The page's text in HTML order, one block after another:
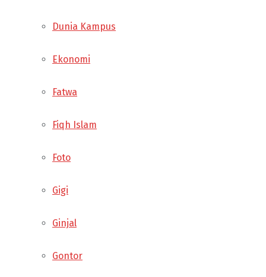
Dunia Kampus
Ekonomi
Fatwa
Fiqh Islam
Foto
Gigi
Ginjal
Gontor